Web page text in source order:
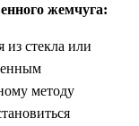
жемчуга:
из стекла или
методу